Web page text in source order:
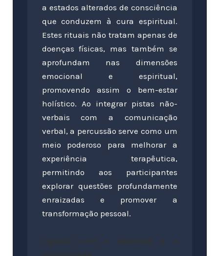
a estados alterados de consciência
que conduzem à cura espiritual.
Estes rituais não tratam apenas de
doenças físicas, mas também se
aprofundam nas dimensões
emocional e espiritual,
promovendo assim o bem-estar
holístico. Ao integrar pistas não-
verbais com a comunicação
verbal, a percussão serve como um
meio poderoso para melhorar a
experiência terapêutica,
permitindo aos participantes
explorar questões profundamente
enraizadas e promover a
transformação pessoal.